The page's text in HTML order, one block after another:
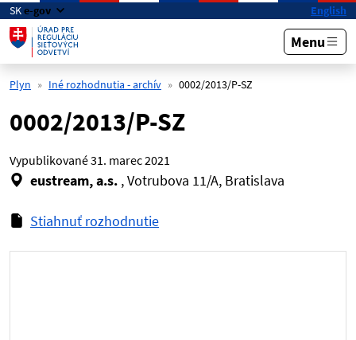
Preskočiť na hlavný obsah
SKe-gov English
Menu
Plyn Iné rozhodnutia - archív 0002/2013/P-SZ
0002/2013/P-SZ
Vypublikované31. marec 2021
eustream, a.s. , Votrubova 11/A, Bratislava
Stiahnuť rozhodnutie